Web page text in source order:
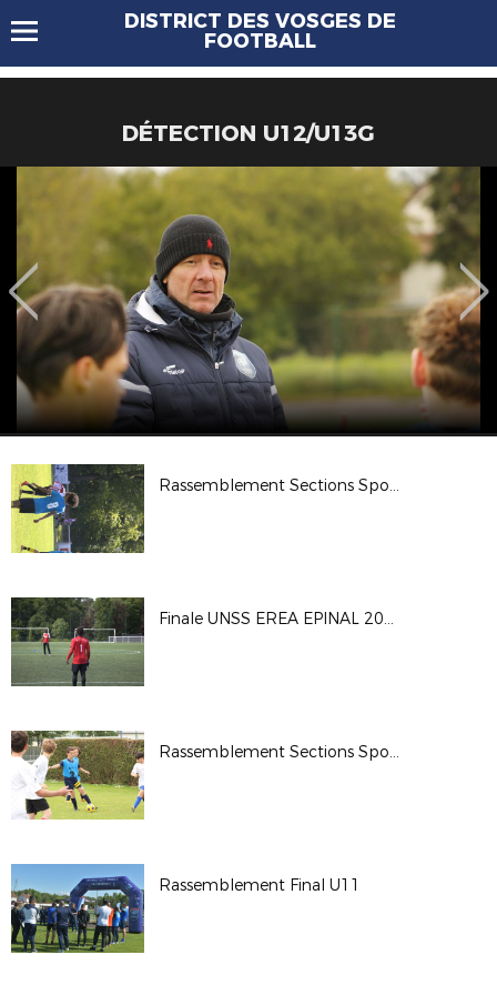
DISTRICT DES VOSGES DE
FOOTBALL
DÉTECTION U12/U13G
Rassemblement Sections Sportives - Eloyes 2026
Finale UNSS EREA EPINAL 2026
Rassemblement Sections Sportives
Rassemblement Final U11